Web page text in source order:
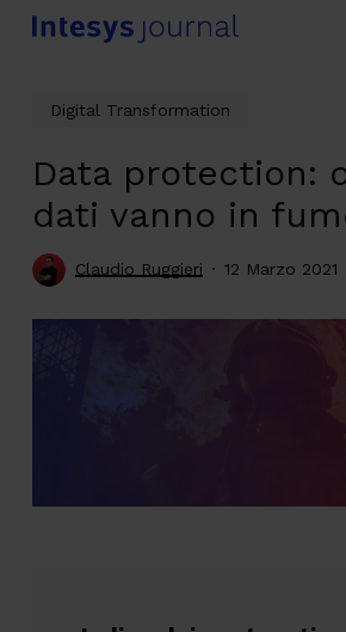
Skip
Digital Transformation
Data protection:
dati vanno in
Claudio Ruggieri 12 Marzo 2021